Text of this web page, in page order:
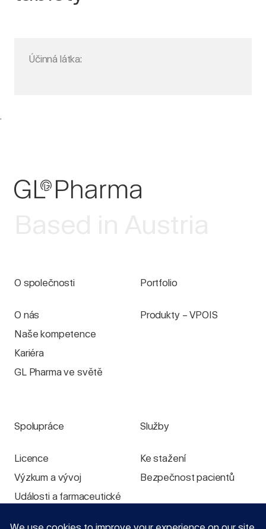
Účinná látka:
.
O společnosti
O nás
Naše kompetence
Kariéra
GL Pharma ve světě
Portfolio
Produkty – VPOIS
Spolupráce
Licence
Výzkum a vývoj
Události a farmaceutické
Služby
Ke stažení
Bezpečnost pacientů